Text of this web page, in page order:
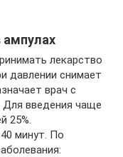
ампулах
лекарство
давлении снимает
врач с
Для введения чаще
25%.
минут. По